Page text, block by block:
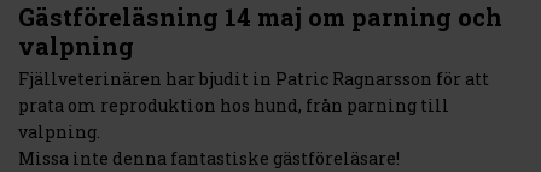
Gästföreläsning 14 maj om parning och
valpning
Fjällveterinären har bjudit in Patric Ragnarsson för att
prata om reproduktion hos hund, från parning till
valpning.
Missa inte denna fantastiske gästföreläsare!